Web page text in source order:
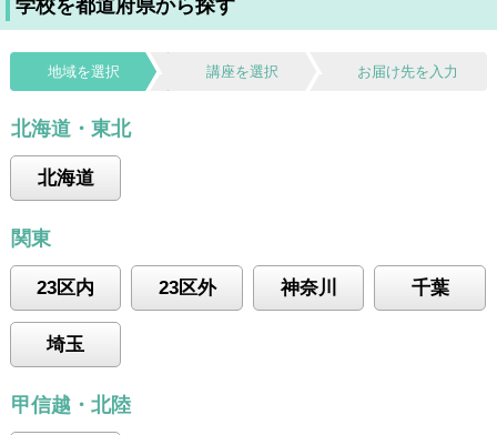
学校を都道府県から探す
地域を選択 講座を選択 お届け先を入力
北海道・東北
北海道
関東
23区内 23区外 神奈川 千葉
埼玉
甲信越・北陸